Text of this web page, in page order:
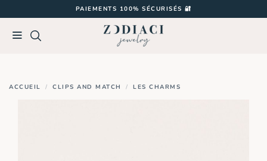
au
contenu
PAIEMENTS 100% SÉCURISÉS 🔐
ACCUEIL / CLIPS AND MATCH / LES CHARMS